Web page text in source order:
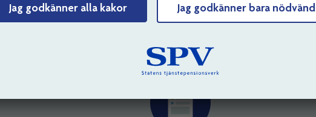
Jag godkänner alla kakor Jag godkänner bara
Mina sidor
DET HÄR KAN DU GÖRA NÄR DU LOGGAT IN